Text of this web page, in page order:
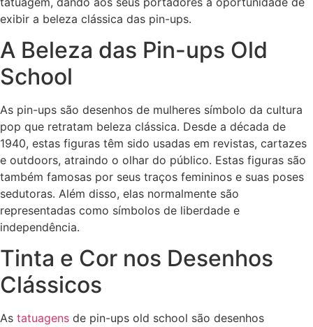
exibir a beleza clássica das pin-ups.
A Beleza das Pin-ups Old
School
As pin-ups são desenhos de mulheres símbolo da cultura
pop que retratam beleza clássica. Desde a década de
1940, estas figuras têm sido usadas em revistas, cartazes
e outdoors, atraindo o olhar do público. Estas figuras são
também famosas por seus traços femininos e suas poses
sedutoras. Além disso, elas normalmente são
representadas como símbolos de liberdade e
independência.
Tinta e Cor nos Desenhos
Clássicos
As tatuagens de pin-ups old school são desenhos